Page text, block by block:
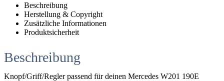
Beschreibung
Herstellung & Copyright
Zusätzliche Informationen
Produktsicherheit
Beschreibung
Knopf/Griff/Regler passend für deinen Mercedes W201 190E